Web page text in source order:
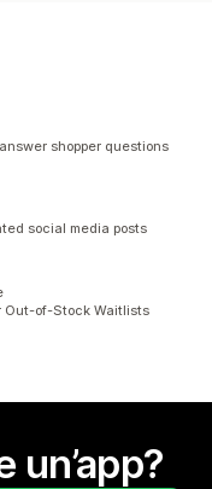
shopper questions
social media posts
Out-of-Stock Waitlists
un’app?